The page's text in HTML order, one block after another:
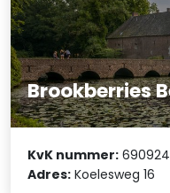
Brookberries
KvK nummer:
Adres: Koelesweg 16